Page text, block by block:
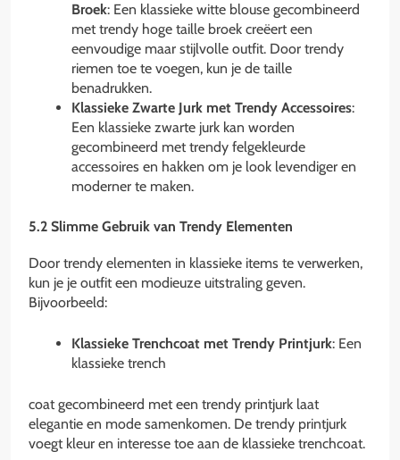
Broek: Een klassieke witte blouse gecombineerd
met trendy hoge taille broek creëert een
eenvoudige maar stijlvolle outfit. Door trendy
riemen toe te voegen, kun je de taille
benadrukken.
Klassieke Zwarte Jurk met Trendy Accessoires:
Een klassieke zwarte jurk kan worden
gecombineerd met trendy felgekleurde
accessoires en hakken om je look levendiger en
moderner te maken.
5.2 Slimme Gebruik van Trendy Elementen
Door trendy elementen in klassieke items te verwerken,
kun je je outfit een modieuze uitstraling geven.
Bijvoorbeeld:
Klassieke Trenchcoat met Trendy Printjurk: Een
klassieke trench
coat gecombineerd met een trendy printjurk laat
elegantie en mode samenkomen. De trendy printjurk
voegt kleur en interesse toe aan de klassieke trenchcoat.